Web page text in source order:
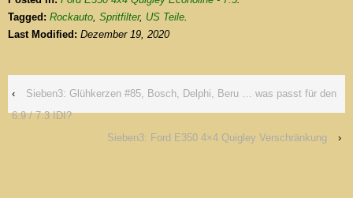
Tagged: Rockauto, Spritfilter, US Teile.
Last Modified: Dezember 19, 2020
‹
Sieben3: Glühkerzen #85, Bosch, Delphi, Beru … was passt für den
6.9 / 7.3 IDI?
Sieben3: Ford E350 4×4 Quigley Verschränkung
›